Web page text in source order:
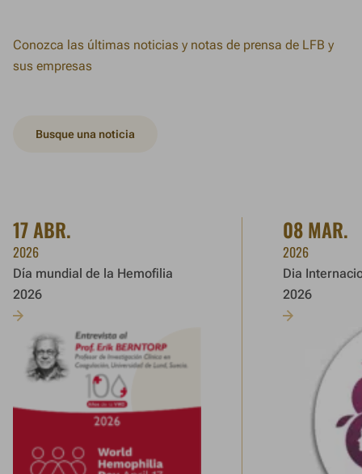
Conozca las últimas noticias y notas de prensa de LFB y
sus empresas
Busque una noticia
Día mundial de la Hemofilia
2026
17 ABR.
2026
Dia
2026
08 MAR.
2026